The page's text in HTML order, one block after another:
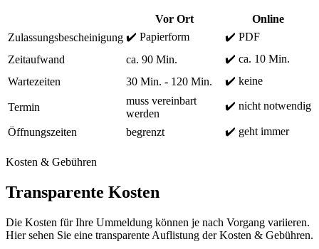
Vor Ort
Online
Zulassungsbescheinigung ✔️ Papierform
✔️ PDF
Zeitaufwand
ca. 90 Min.
✔️ ca. 10 Min.
Wartezeiten
30 Min. - 120 Min. ✔️ keine
Termin
muss vereinbart
werden
✔️ nicht notwendig
Öffnungszeiten begrenzt ✔️ geht immer
Kosten & Gebühren
Transparente Kosten
Die Kosten für Ihre Ummeldung können je nach Vorgang variieren.
Hier sehen Sie eine transparente Auflistung der Kosten & Gebühren.